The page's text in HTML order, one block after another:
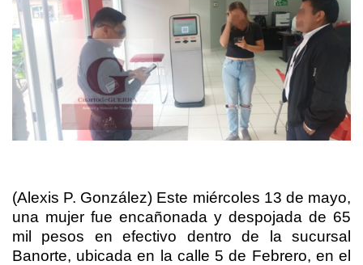
(Alexis P. González) Este miércoles 13 de mayo,
una mujer fue encañonada y despojada de 65
mil pesos en efectivo dentro de la sucursal
Banorte, ubicada en la calle 5 de Febrero, en el